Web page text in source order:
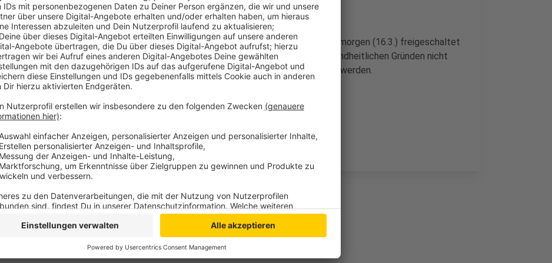
Dazu hat das Land NRW ein Online-Formular eingerichtet, das bis morgen (16.3.) freigeschaltet
wird. Befreit von der Impfpflicht sind Menschen, die sich ausgesundheitlichen Gründen nicht
impfen lassen können. Dies muss durch ein Attest nachgewiesen werden.
Hier gibt es weitere Informationen!